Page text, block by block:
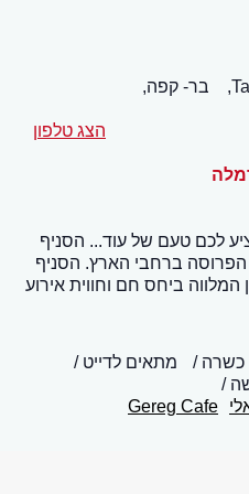
בר- קפה,
הצג טלפון
לכם טעם של עוד... הסניף
ברחבי הארץ. הסניף
המלווה ביחס חם וחווית אירוע
כשרה
מתאים לדייט
Gereg Cafe